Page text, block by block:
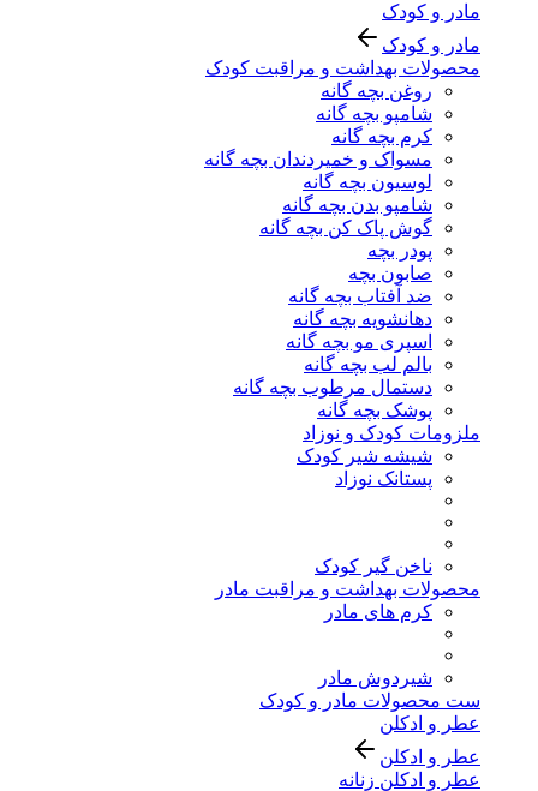
مادر و کودک
مادر و کودک
محصولات بهداشت و مراقبت کودک
روغن بچه گانه
شامپو بچه گانه
کرم بچه گانه
مسواک و خمیردندان بچه گانه
لوسیون بچه گانه
شامپو بدن بچه گانه
گوش پاک کن بچه گانه
پودر بچه
صابون بچه
ضد آفتاب بچه گانه
دهانشویه بچه گانه
اسپری مو بچه گانه
بالم لب بچه گانه
دستمال مرطوب بچه گانه
پوشک بچه گانه
ملزومات کودک و نوزاد
شیشه شیر کودک
پستانک نوزاد
ناخن گیر کودک
محصولات بهداشت و مراقبت مادر
کرم های مادر
شیردوش مادر
ست محصولات مادر و کودک
عطر و ادکلن
عطر و ادکلن
عطر و ادکلن زنانه